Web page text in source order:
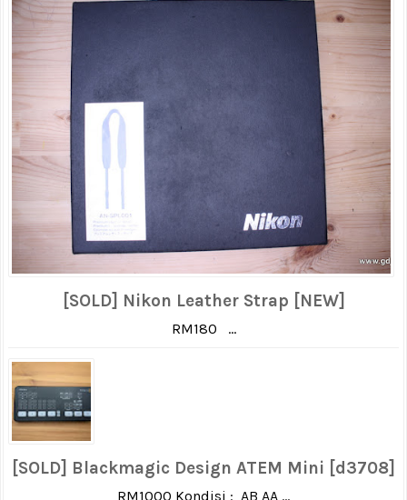
[SOLD] Nikon Leather Strap [NEW]
RM180 ...
[SOLD] Blackmagic Design ATEM Mini [d3708]
RM1000 Kondisi : AB AA ...